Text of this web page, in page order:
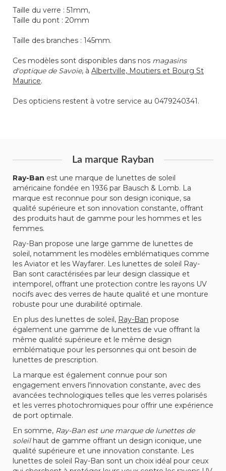
Taille du verre : 51mm,
Taille du pont : 20mm
Taille des branches : 145mm.
Ces modèles sont disponibles dans nos magasins
d'optique de Savoie, à Albertville, Moutiers et Bourg St
Maurice.
Des opticiens restent à votre service au 0479240341.
La marque Rayban
Ray-Ban est une marque de lunettes de soleil
américaine fondée en 1936 par Bausch & Lomb. La
marque est reconnue pour son design iconique, sa
qualité supérieure et son innovation constante, offrant
des produits haut de gamme pour les hommes et les
femmes.
Ray-Ban propose une large gamme de lunettes de
soleil, notamment les modèles emblématiques comme
les Aviator et les Wayfarer. Les lunettes de soleil Ray-
Ban sont caractérisées par leur design classique et
intemporel, offrant une protection contre les rayons UV
nocifs avec des verres de haute qualité et une monture
robuste pour une durabilité optimale.
En plus des lunettes de soleil, Ray-Ban propose
également une gamme de lunettes de vue offrant la
même qualité supérieure et le même design
emblématique pour les personnes qui ont besoin de
lunettes de prescription.
La marque est également connue pour son
engagement envers l'innovation constante, avec des
avancées technologiques telles que les verres polarisés
et les verres photochromiques pour offrir une expérience
de port optimale.
En somme, Ray-Ban est une marque de lunettes de
soleilhaut de gamme offrant un design iconique, une
qualité supérieure et une innovation constante. Les
lunettes de soleil Ray-Ban sont un choix idéal pour ceux